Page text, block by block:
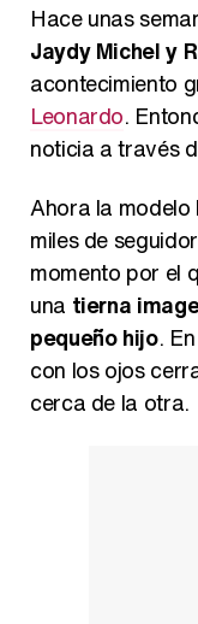
Hace unas
Jaydy Michel y
acontecimiento
Leonardo.
noticia a través
Ahora la
miles de
momento por el
una tierna
pequeño hijo.
con los ojos
cerca de la otra.